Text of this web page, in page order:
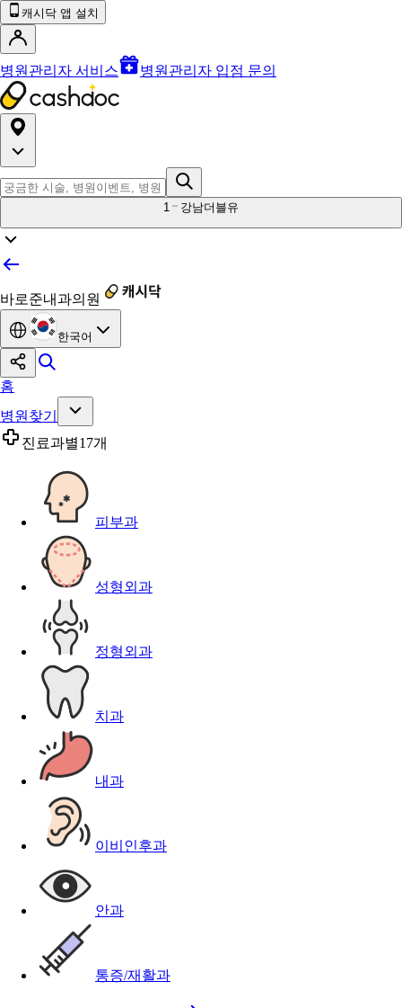
캐시닥 앱 설치
병원관리자 서비스 병원관리자 입점 문의
1 강남더블유
바로준내과의원
한국어
홈
병원찾기
진료과별17개
피부과
성형외과
정형외과
치과
내과
이비인후과
안과
통증/재활과